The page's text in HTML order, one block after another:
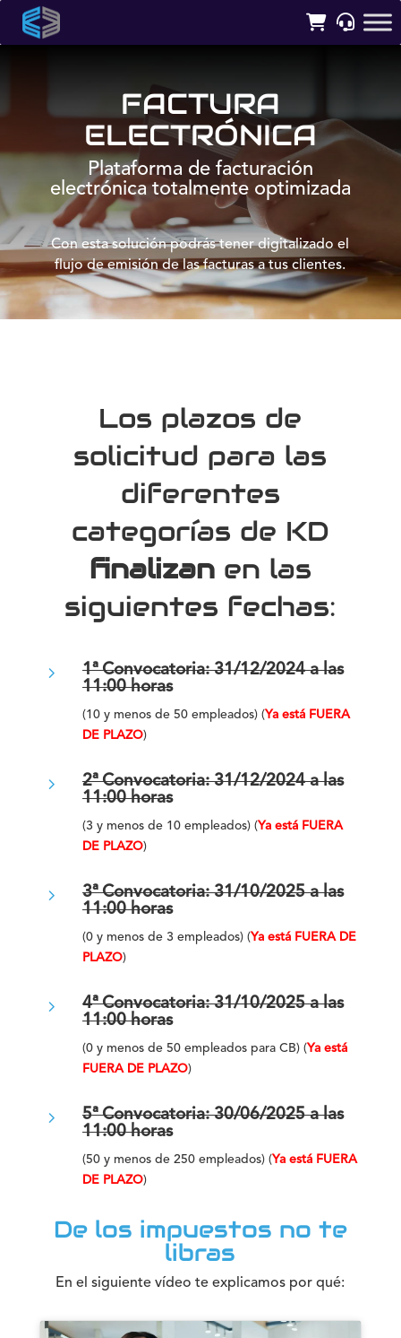
FACTURA
ELECTRÓNICA
Plataforma de facturación
electrónica totalmente optimizada
Con esta solución podrás tener digitalizado el
flujo de emisión de las facturas a tus clientes.
Los plazos de
solicitud para las
diferentes
categorías de KD
finalizanen las
siguientes fechas:
5
1ª Convocatoria: 31/12/2024 a las
11:00 horas
(10 y menos de 50 empleados) (Ya está FUERA
DE PLAZO)
5
2ª Convocatoria: 31/12/2024 a las
11:00 horas
(3 y menos de 10 empleados) (Ya está FUERA
DE PLAZO)
5
3ª Convocatoria: 31/10/2025 a las
11:00 horas
(0 y menos de 3 empleados) (Ya está FUERA DE
PLAZO)
5
4ª Convocatoria: 31/10/2025 a las
11:00 horas
(0 y menos de 50 empleados para CB) (Ya está
FUERA DE PLAZO)
5
5ª Convocatoria: 30/06/2025 a las
11:00 horas
(50 y menos de 250 empleados) (Ya está FUERA
DE PLAZO)
De los impuestos no te
libras
En el siguiente vídeo te explicamos por qué: